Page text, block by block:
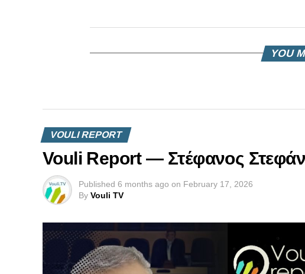
YOU
VOULI REPORT
Vouli Report — Στέφανος
Published 6 months ago on February 17, 2026
By Vouli TV